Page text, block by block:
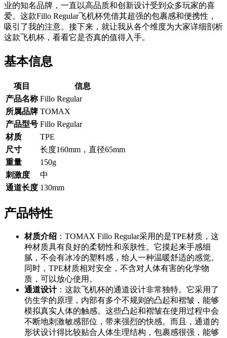
业的知名品牌，一直以高品质和创新设计受到众多玩家的喜
爱。这款Fillo Regular飞机杯凭借其超强的包裹感和便携性，
吸引了我的注意。接下来，就让我从各个维度为大家详细剖析
这款飞机杯，看看它是否真的值得入手。
基本信息
项目
信息
产品名称 Fillo Regular
所属品牌 TOMAX
产品型号 Fillo Regular
材质
TPE
尺寸
长度160mm，直径65mm
重量
150g
刺激度
中
通道长度 130mm
产品特性
材质介绍 ：TOMAX Fillo Regular采用的是TPE材质，这
种材质具有良好的柔韧性和亲肤性。它摸起来手感细
腻，不会有冰冷的塑料感，给人一种温暖舒适的感觉。
同时，TPE材质相对安全，不含对人体有害的化学物
质，可以放心使用。
通道设计：这款飞机杯的通道设计非常独特。它采用了
仿生学的原理，内部有多个不规则的凸起和褶皱，能够
模拟真实人体的触感。这些凸起和褶皱在使用过程中会
不断地刺激敏感部位，带来强烈的快感。而且，通道的
形状设计得比较贴合人体生理结构，包裹感很强，能够